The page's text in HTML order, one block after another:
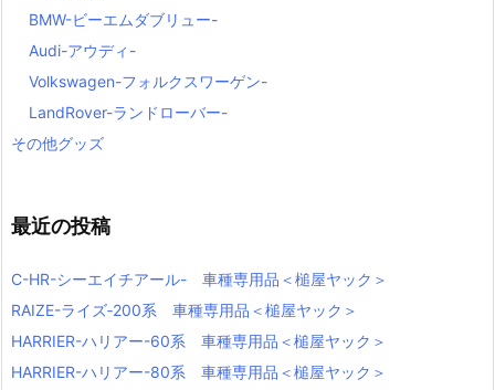
BMW-ビーエムダブリュー-
Audi-アウディ-
Volkswagen-フォルクスワーゲン-
LandRover-ランドローバー-
その他グッズ
最近の投稿
C-HR-シーエイチアール- 車種専用品＜槌屋ヤック＞
RAIZE-ライズ‐200系 車種専用品＜槌屋ヤック＞
HARRIER-ハリアー-60系 車種専用品＜槌屋ヤック＞
HARRIER-ハリアー-80系 車種専用品＜槌屋ヤック＞